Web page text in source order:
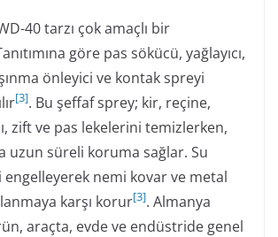
40 tarzı çok amaçlı bir
göre pas sökücü, yağlayıcı,
önleyici ve kontak spreyi
[3]. Bu şeffaf sprey; kir, reçine,
zift ve pas lekelerini temizlerken,
uzun süreli koruma sağlar. Su
nemi kovar ve metal
karşı korur[3]. Almanya
araçta, evde ve endüstride genel